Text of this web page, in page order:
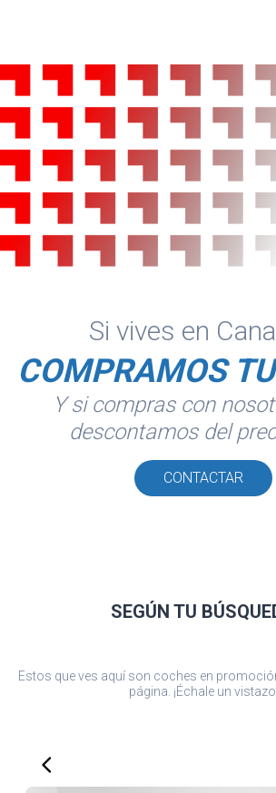
Si vives en
COMPRAMOS
Y si compras con
descontamos del
CONTACTAR
SEGÚN TU
Estos que ves aquí son coches en
página. ¡Échale un